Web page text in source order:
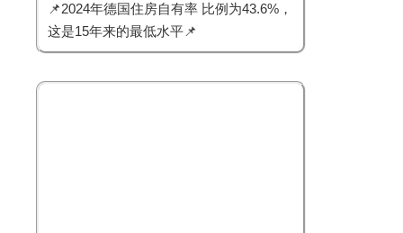
📌2024年德国住房自有率 比例为43.6%，
这是15年来的最低水平📌